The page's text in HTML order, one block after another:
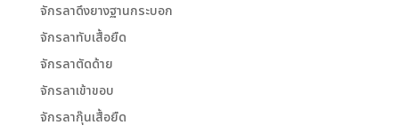
จักรลาดึงยางฐานกระบอก
จักรลาทับเสื้อยืด
จักรลาตัดด้าย
จักรลาเข้าขอบ
จักรลากุ๊นเสื้อยืด